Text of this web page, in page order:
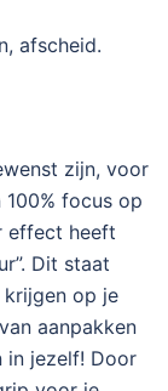
afscheid.
zijn, voor
focus op
effect heeft
Dit staat
op je
aanpakken
in jezelf! Door